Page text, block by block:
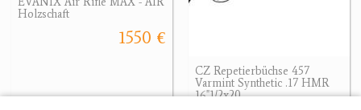
Holzschaft
1550 €
CZ Repetierbüchse 457
Varmint Synthetic .17 HMR
16"1/2x20